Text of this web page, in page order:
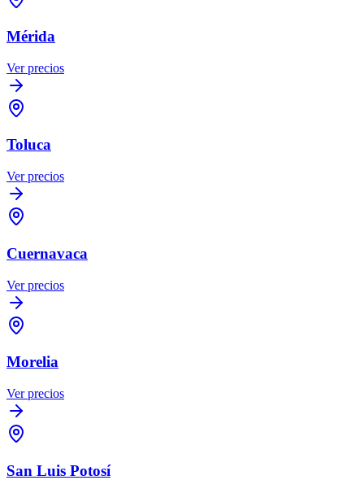
Mérida
Ver precios
Toluca
Ver precios
Cuernavaca
Ver precios
Morelia
Ver precios
San Luis Potosí